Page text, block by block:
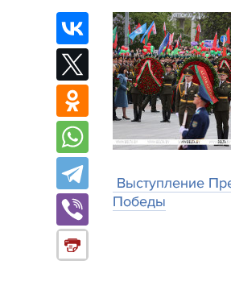
Выступление
Победы